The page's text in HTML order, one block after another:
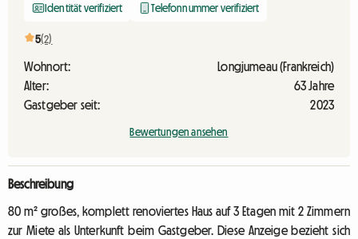
Identität verifiziert Telefonnummer verifiziert
5(2)
Wohnort:
Longjumeau (Frankreich)
Alter:
63 Jahre
Gastgeber seit:
2023
Bewertungen ansehen
Beschreibung
80 m² großes, komplett renoviertes Haus auf 3 Etagen mit 2 Zimmern
zur Miete als Unterkunft beim Gastgeber. Diese Anzeige bezieht sich